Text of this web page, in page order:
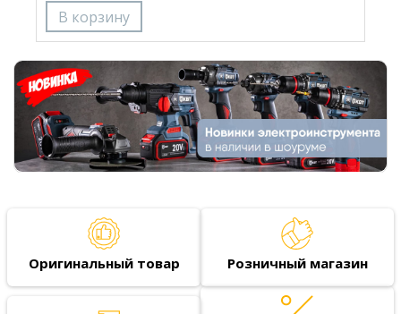
Оригинальный товар Розничный магазин